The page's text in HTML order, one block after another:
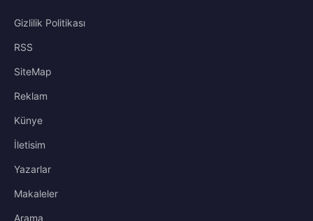
Gizlilik Politikası
RSS
SiteMap
Reklam
Künye
İletisim
Yazarlar
Makaleler
Arama